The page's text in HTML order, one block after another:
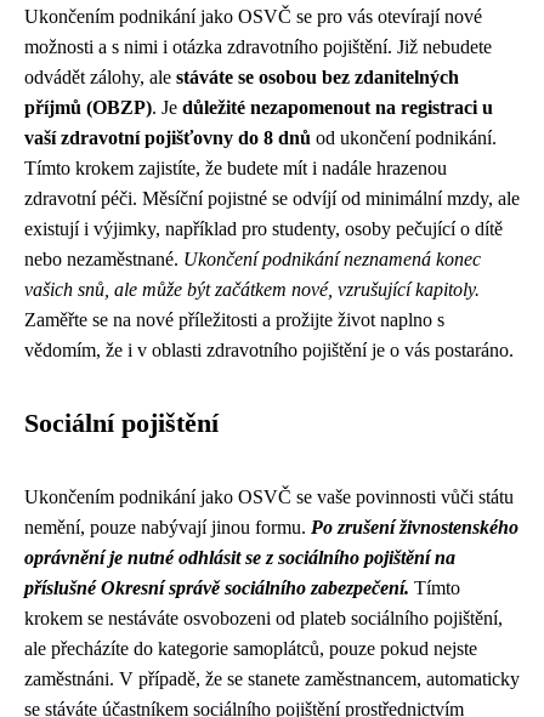
Ukončením podnikání jako OSVČ se pro vás otevírají nové
možnosti a s nimi i otázka zdravotního pojištění. Již nebudete
odvádět zálohy, ale stáváte se osobou bez zdanitelných
příjmů (OBZP). Je důležité nezapomenout na registraci u
vaší zdravotní pojišťovny do 8 dnů od ukončení podnikání.
Tímto krokem zajistíte, že budete mít i nadále hrazenou
zdravotní péči. Měsíční pojistné se odvíjí od minimální mzdy, ale
existují i výjimky, například pro studenty, osoby pečující o dítě
nebo nezaměstnané. Ukončení podnikání neznamená konec
vašich snů, ale může být začátkem nové, vzrušující kapitoly.
Zaměřte se na nové příležitosti a prožijte život naplno s
vědomím, že i v oblasti zdravotního pojištění je o vás postaráno.
Sociální pojištění
Ukončením podnikání jako OSVČ se vaše povinnosti vůči státu
nemění, pouze nabývají jinou formu. Po zrušení živnostenského
oprávnění je nutné odhlásit se z sociálního pojištění na
příslušné Okresní správě sociálního zabezpečení. Tímto
krokem se nestáváte osvobozeni od plateb sociálního pojištění,
ale přecházíte do kategorie samoplátců, pouze pokud nejste
zaměstnáni. V případě, že se stanete zaměstnancem, automaticky
se stáváte účastníkem sociálního pojištění prostřednictvím